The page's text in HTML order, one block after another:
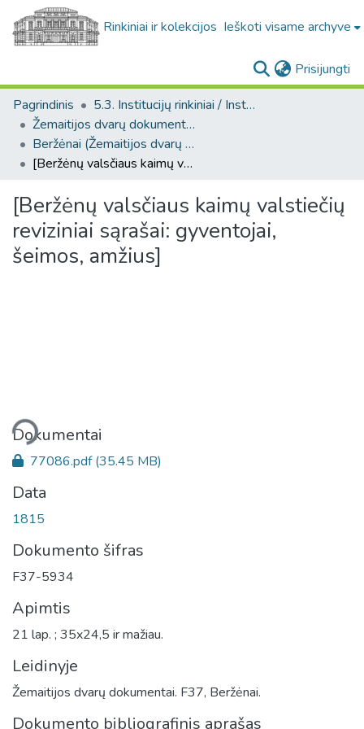
Rinkiniai ir kolekcijos Ieškoti visame archyve
Prisijungti
Pagrindinis
5.3. Institucijų rinkiniai / Institutional collections
Žemaitijos dvarų dokumentai. F37
Beržėnai (Žemaitijos dvarų dokumentai. F37)
[Beržėnų valsčiaus kaimų valstiečių reviziniai sąrašai: gyventojai, šeimos, amžius]
[Beržėnų valsčiaus kaimų valstiečių
reviziniai sąrašai: gyventojai,
šeimos, amžius]
Dokumentai
77086.pdf(35.45 MB)
Data
1815
Dokumento šifras
F37-5934
Apimtis
21 lap. ; 35x24,5 ir mažiau.
Leidinyje
Žemaitijos dvarų dokumentai. F37, Beržėnai.
Dokumento bibliografinis aprašas